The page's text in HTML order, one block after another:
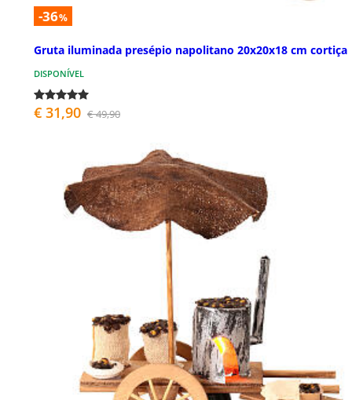
-36%
Gruta iluminada presépio napolitano 20x20x18 cm cortiça
DISPONÍVEL
€ 31,90 € 49,90